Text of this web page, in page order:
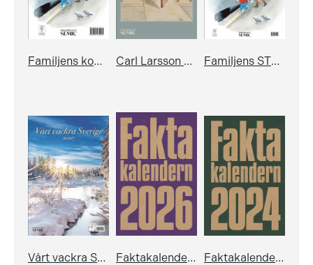
Familjens kom-ihåg-kalender 2027 Carl Larsson & andra svenska konstnärer: Planeringsalmanacka 2027 Familjens STORA kom-ihåg-kalender 2027
Vårt vackra Sverige: Almanacka 2027 Faktakalendern 2026 Faktakalendern 2024